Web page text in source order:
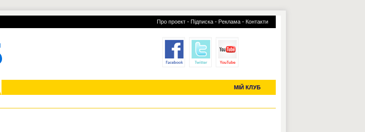
Про проект - Підписка - Реклама - Контакти
МІЙ КЛУБ
УСІ ТРАНСФЕРИ